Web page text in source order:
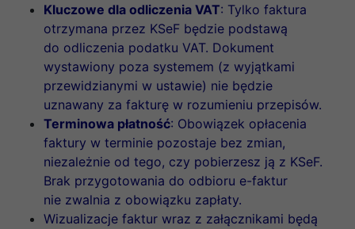
Kluczowe dla odliczenia VAT: Tylko faktura
otrzymana przez KSeF będzie podstawą
do odliczenia podatku VAT. Dokument
wystawiony poza systemem (z wyjątkami
przewidzianymi w ustawie) nie będzie
uznawany za fakturę w rozumieniu przepisów.
Terminowa płatność: Obowiązek opłacenia
faktury w terminie pozostaje bez zmian,
niezależnie od tego, czy pobierzesz ją z KSeF.
Brak przygotowania do odbioru e-faktur
nie zwalnia z obowiązku zapłaty.
Wizualizacje faktur wraz z załącznikami będą